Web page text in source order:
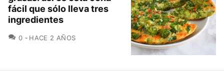
fácil que sólo lleva tres
ingredientes
0 COMENTARIOS
HACE 2 AÑOS